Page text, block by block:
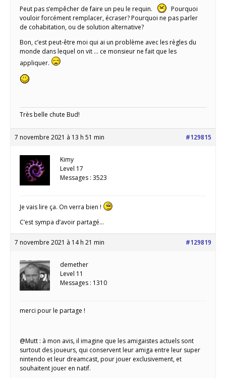
Peut pas s’empêcher de faire un peu le requin.
Pourquoi
vouloir forcément remplacer, écraser? Pourquoi ne pas parler
de cohabitation, ou de solution alternative?
Bon, c’est peut-être moi qui ai un problème avec les règles du
monde dans lequel on vit … ce monsieur ne fait que les
appliquer.
Très belle chute Bud!
7 novembre 2021 à 13 h 51 min #129815
Kimy
Level 17
Messages : 3523
Je vais lire ça. On verra bien !
C’est sympa d’avoir partagé…
7 novembre 2021 à 14 h 21 min #129819
demether
Level 11
Messages : 1310
merci pour le partage !
@Mutt : à mon avis, il imagine que les amigaistes actuels sont
surtout des joueurs, qui conservent leur amiga entre leur super
nintendo et leur dreamcast, pour jouer exclusivement, et
souhaitent jouer en natif.